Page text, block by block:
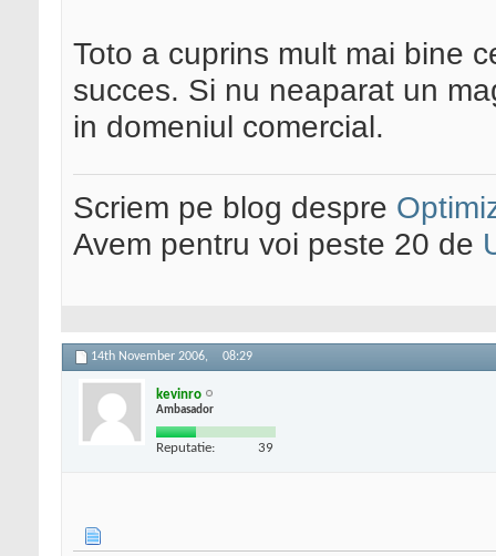
Toto a cuprins mult mai bine
succes. Si nu neaparat un
in domeniul comercial.
Scriem pe blog despre
Avem pentru voi peste 20 de
14th November 2006, 08:29
kevinro
Ambasador
Reputatie: 39